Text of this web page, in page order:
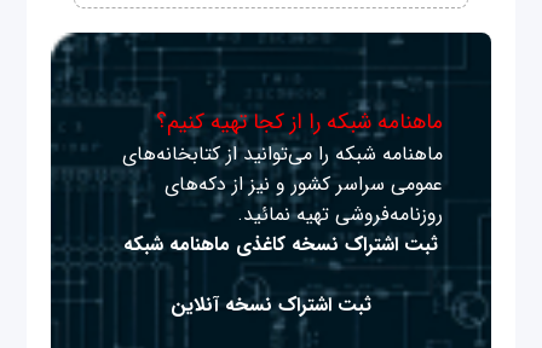
ماهنامه شبکه را از کجا تهیه کنیم؟
ماهنامه شبکه را می‌توانید از کتابخانه‌های
عمومی سراسر کشور و نیز از دکه‌های
روزنامه‌فروشی تهیه نمائید.
ثبت اشتراک نسخه کاغذی ماهنامه شبکه
ثبت اشتراک نسخه آنلاین